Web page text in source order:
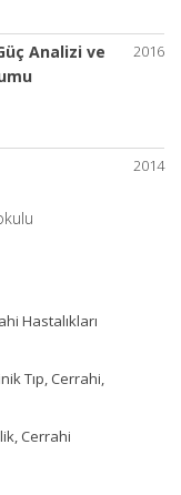
2016
Analizi ve
2014
Hastalıkları
Tıp, Cerrahi,
Cerrahi